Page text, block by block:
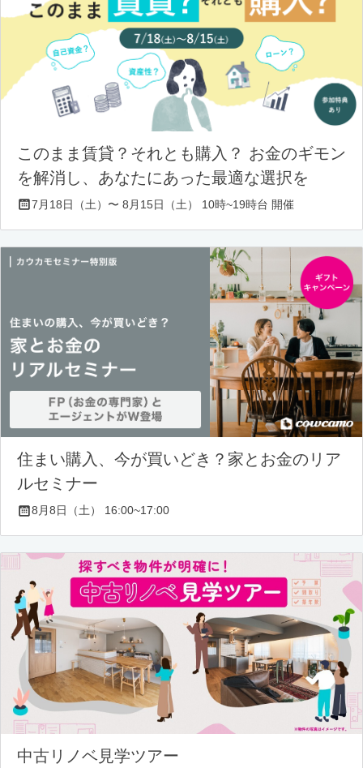
このまま賃貸？それとも購入？ お金のギモン
を解消し、あなたにあった最適な選択を
7月18日（土）〜 8月15日（土） 10時~19時台 開催
住まい購入、今が買いどき？家とお金のリア
ルセミナー
8月8日（土） 16:00~17:00
中古リノベ見学ツアー